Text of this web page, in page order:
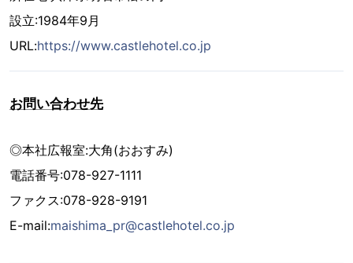
設立:1984年9月
URL:https://www.castlehotel.co.jp
お問い合わせ先
◎本社広報室:大角(おおすみ)
電話番号:078-927-1111
ファクス:078-928-9191
E-mail:maishima_pr@castlehotel.co.jp